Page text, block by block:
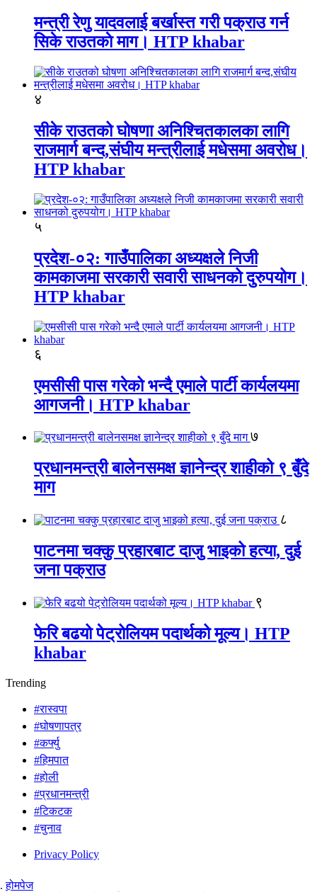
मन्त्री रेणु यादवलाई बर्खास्त गरी पक्राउ गर्न
सिके राउतकाे माग। HTP khabar
४
सीके राउतको घोषणा अनिश्चितकालका लागि
राजमार्ग बन्द,संघीय मन्त्रीलाई मधेसमा अवरोध।
HTP khabar
५
प्रदेश-०२: गाउँपालिका अध्यक्षले निजी
कामकाजमा सरकारी सवारी साधनको दुरुपयोग।
HTP khabar
६
एमसीसी पास गरेको भन्दै एमाले पार्टी कार्यलयमा
आगजनी। HTP khabar
७
प्रधानमन्त्री बालेनसमक्ष ज्ञानेन्द्र शाहीको ९ बुँदे
माग
८
पाटनमा चक्कु प्रहारबाट दाजु भाइको हत्या, दुई
जना पक्राउ
९
फेरि बढयो पेट्रोलियम पदार्थको मूल्य। HTP
khabar
Trending
#रास्वपा
#घोषणापत्र
#कर्फ्यु
#हिमपात
#होली
#प्रधानमन्त्री
#टिकटक
#चुनाव
Privacy Policy
होमपेज